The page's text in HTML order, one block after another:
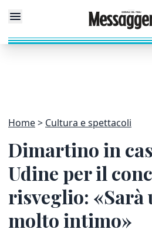
Home Cultura e spettacoli
Dimartino in
Udine per il
risveglio: «Sarà
molto intimo»